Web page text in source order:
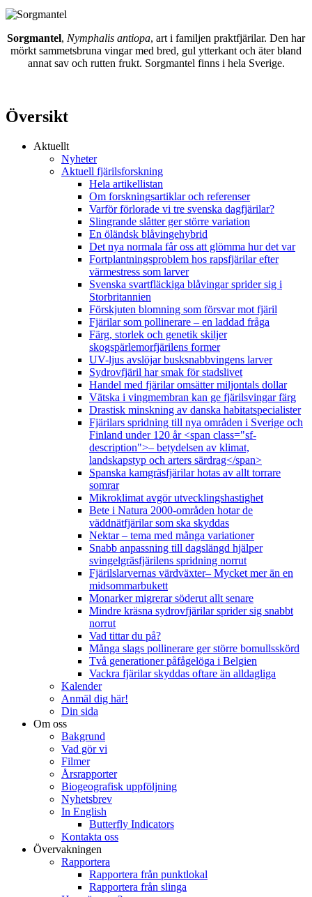
Sorgmantel, Nymphalis antiopa, art i familjen praktfjärilar. Den har
mörkt sammetsbruna vingar med bred, gul ytterkant och äter bland
annat sav och rutten frukt. Sorgmantel finns i hela Sverige.
Översikt
Aktuellt
Nyheter
Aktuell fjärilsforskning
Hela artikellistan
Om forskningsartiklar och referenser
Varför förlorade vi tre svenska dagfjärilar?
Slingrande slåtter ger större variation
En öländsk blåvingehybrid
Det nya normala får oss att glömma hur det var
Fortplantningsproblem hos rapsfjärilar efter
värmestress som larver
Svenska svartfläckiga blåvingar sprider sig i
Storbritannien
Förskjuten blomning som försvar mot fjäril
Fjärilar som pollinerare – en laddad fråga
Färg, storlek och genetik skiljer
skogspärlemorfjärilens former
UV-ljus avslöjar busksnabbvingens larver
Sydrovfjäril har smak för stadslivet
Handel med fjärilar omsätter miljontals dollar
Vätska i vingmembran kan ge fjärilsvingar färg
Drastisk minskning av danska habitatspecialister
Fjärilars spridning till nya områden i Sverige och
Finland under 120 år <span class="sf-
description">– betydelsen av klimat,
landskapstyp och arters särdrag</span>
Spanska kamgräsfjärilar hotas av allt torrare
somrar
Mikroklimat avgör utvecklingshastighet
Bete i Natura 2000-områden hotar de
väddnätfjärilar som ska skyddas
Nektar – tema med många variationer
Snabb anpassning till dagslängd hjälper
svingelgräsfjärilens spridning norrut
Fjärilslarvernas värdväxter– Mycket mer än en
midsommarbukett
Monarker migrerar söderut allt senare
Mindre kräsna sydrovfjärilar sprider sig snabbt
norrut
Vad tittar du på?
Många slags pollinerare ger större bomullsskörd
Två generationer påfågelöga i Belgien
Vackra fjärilar skyddas oftare än alldagliga
Kalender
Anmäl dig här!
Din sida
Om oss
Bakgrund
Vad gör vi
Filmer
Årsrapporter
Biogeografisk uppföljning
Nyhetsbrev
In English
Butterfly Indicators
Kontakta oss
Övervakningen
Rapportera
Rapportera från punktlokal
Rapportera från slinga